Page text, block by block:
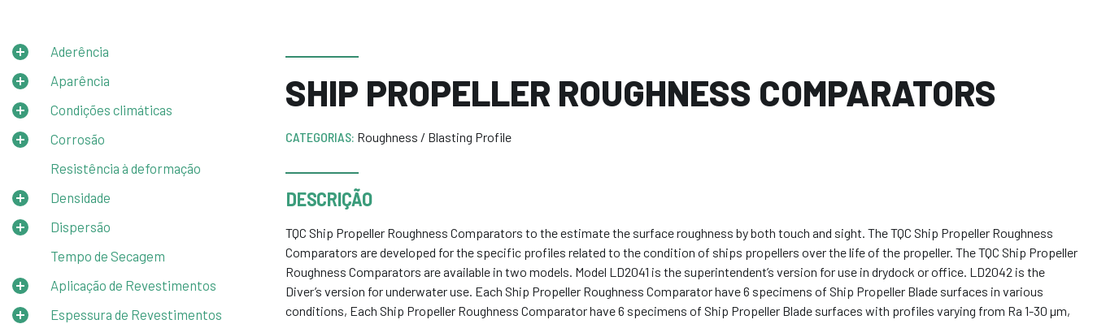
Aderência
Aparência
Condições climáticas
Corrosão
Resistência à deformação
Densidade
Dispersão
Tempo de Secagem
Aplicação de Revestimentos
Espessura de Revestimentos
SHIP PROPELLER ROUGHNESS COMPARATORS
CATEGORIAS: Roughness / Blasting Profile
DESCRIÇÃO
TQC Ship Propeller Roughness Comparators to the estimate the surface roughness by both touch and sight. The TQC Ship Propeller Roughness
Comparators are developed for the specific profiles related to the condition of ships propellers over the life of the propeller. The TQC Ship Propeller
Roughness Comparators are available in two models. Model LD2041 is the superintendent’s version for use in drydock or office. LD2042 is the
Diver’s version for underwater use. Each Ship Propeller Roughness Comparator have 6 specimens of Ship Propeller Blade surfaces in various
conditions, Each Ship Propeller Roughness Comparator have 6 specimens of Ship Propeller Blade surfaces with profiles varying from Ra 1-30 µm,